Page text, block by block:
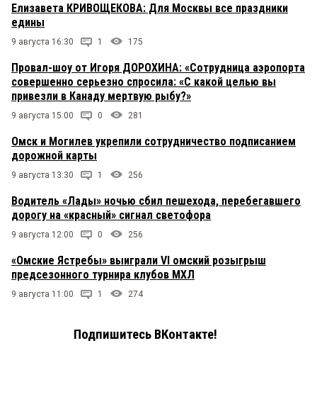
Елизавета КРИВОЩЕКОВА: Для Москвы все праздники
едины
9 августа 16:30 1 175
Провал-шоу от Игоря ДОРОХИНА: «Сотрудница аэропорта
совершенно серьезно спросила: «С какой целью вы
привезли в Канаду мертвую рыбу?»
9 августа 15:00 0 281
Омск и Могилев укрепили сотрудничество подписанием
дорожной карты
9 августа 13:30 1 256
Водитель «Лады» ночью сбил пешехода, перебегавшего
дорогу на «красный» сигнал светофора
9 августа 12:00 0 256
«Омские Ястребы» выиграли VI омский розыгрыш
предсезонного турнира клубов МХЛ
9 августа 11:00 1 274
Подпишитесь ВКонтакте!